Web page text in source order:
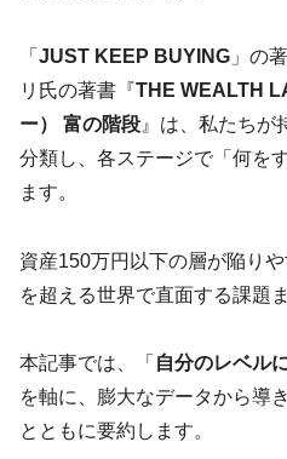
「 JUST KEEP BUYING 」の
リ氏の著書『THE WEALTH
ー） 富の階段 』は、私たちが
分類し、各ステージで「何を
ます。
資産150万円以下の層が陥り
を超える世界で直面する課題
本記事では、「 自分のレベル
を軸に、膨大なデータから導
とともに要約します。